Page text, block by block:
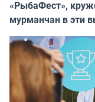
«РыбаФест»,
мурманчан в эти